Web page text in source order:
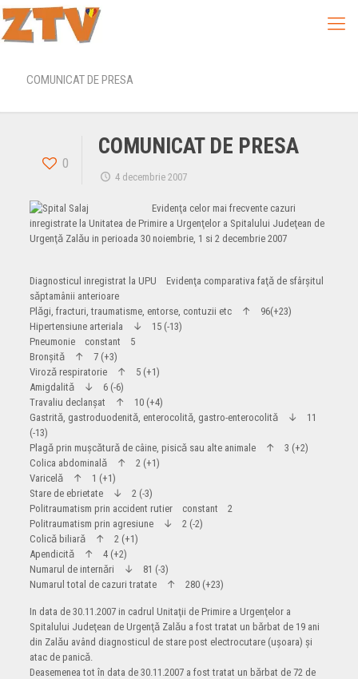
COMUNICAT DE PRESA
0
COMUNICAT DE PRESA
4 decembrie 2007
Evidenţa celor mai frecvente cazuri
inregistrate la Unitatea de Primire a Urgenţelor a Spitalului Judeţean de
Urgenţǎ Zalǎu in perioada 30 noiembrie, 1 si 2 decembrie 2007
Diagnosticul inregistrat la UPU Evidenţa comparativa faţǎ de sfârşitul
sǎptamânii anterioare
Plǎgi, fracturi, traumatisme, entorse, contuzii etc ↑ 96(+23)
Hipertensiune arteriala ↓ 15 (-13)
Pneumonie constant 5
Bronşitǎ ↑ 7 (+3)
Virozǎ respiratorie ↑ 5 (+1)
Amigdalitǎ ↓ 6 (-6)
Travaliu declanşat ↑ 10 (+4)
Gastritǎ, gastroduodenitǎ, enterocolitǎ, gastro-enterocolitǎ ↓ 11
(-13)
Plagǎ prin muşcǎturǎ de câine, pisicǎ sau alte animale ↑ 3 (+2)
Colica abdominalǎ ↑ 2 (+1)
Varicelǎ ↑ 1 (+1)
Stare de ebrietate ↓ 2 (-3)
Politraumatism prin accident rutier constant 2
Politraumatism prin agresiune ↓ 2 (-2)
Colicǎ biliarǎ ↑ 2 (+1)
Apendicitǎ ↑ 4 (+2)
Numarul de internǎri ↓ 81 (-3)
Numarul total de cazuri tratate ↑ 280 (+23)
In data de 30.11.2007 in cadrul Unitaţii de Primire a Urgenţelor a
Spitalului Judeţean de Urgenţǎ Zalǎu a fost tratat un bǎrbat de 19 ani
din Zalǎu având diagnosticul de stare post electrocutare (uşoara) şi
atac de panicǎ.
Deasemenea tot în data de 30.11.2007 a fost tratat un bǎrbat de 72 de